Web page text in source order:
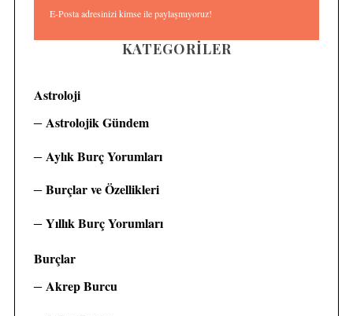
E-Posta adresinizi kimse ile paylaşmıyoruz!
KATEGORILER
Astroloji
Astrolojik Gündem
Aylık Burç Yorumları
Burçlar ve Özellikleri
Yıllık Burç Yorumları
Burçlar
Akrep Burcu